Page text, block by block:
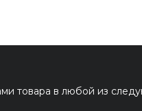
товара в любой из